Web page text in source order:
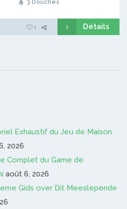
3 Douches
1 Détails
Exhaustif du Jeu de Maison
2026
Complet du Game de
août 6, 2026
Gids over Dit Meeslepende